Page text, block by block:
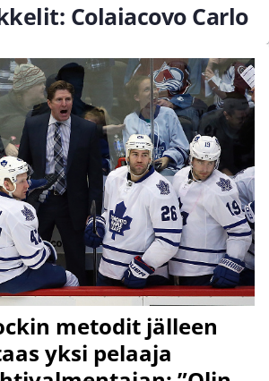
Colaiacovo Carlo
metodit jälleen
yksi pelaaja